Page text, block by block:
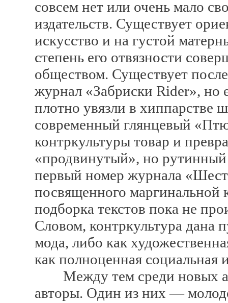
совсем нет или очень мало
издательств. Существует
искусство и на густой
степень его отвязности
обществом. Существует
журнал «Забриски Rider», но
плотно увязли в хиппарстве
современный глянцевый
контркультуры товар и
«продвинутый», но
первый номер журнала
посвященного маргинальной
подборка текстов пока не
Словом, контркультура дана
мода, либо как
как полноценная социальная
Между тем среди новых
авторы. Один из них —